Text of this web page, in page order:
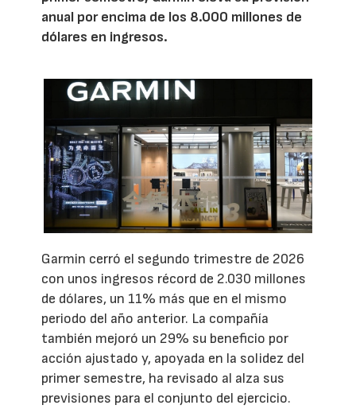
anual por encima de los 8.000 millones de
dólares en ingresos.
Garmin cerró el segundo trimestre de 2026
con unos ingresos récord de 2.030 millones
de dólares, un 11% más que en el mismo
periodo del año anterior. La compañía
también mejoró un 29% su beneficio por
acción ajustado y, apoyada en la solidez del
primer semestre, ha revisado al alza sus
previsiones para el conjunto del ejercicio.